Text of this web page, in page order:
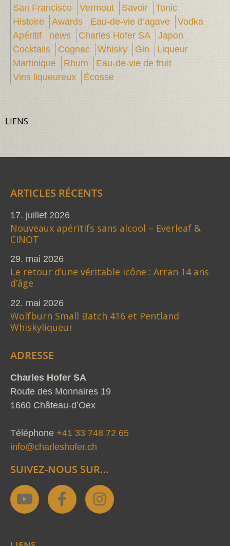
San Francisco
Vermout Savoir
Tonic
Histoire
Awards Eau-de-vie d’agave
Vodka
Apéritif
news Charles Hofer SA
Japon
Cocktails
Cognac Whisky Gin
Liqueur
Martinique
Rhum
Eau-de-vie de fruit
Vins liqueureux
Écosse
LIENS
ARTICLES RÉCENTS
17. juillet 2026
Nouveaux apéritifs sans alcool – Everleaf &
CINOT
29. mai 2026
Le retour d’une véritable icône : Arran 14 ans
d’âge
22. mai 2026
Wolfburn Small Batch 416 et Pentland
Whiskyliqueur
ADRESSE
Charles Hofer SA
Route des Monnaires 19
1660 Château-d’Oex
Téléphone +41 33 748 72 65
info@charleshofer.ch
SUIVEZ-NOUS SUR…
Y
o
F
a
I
n